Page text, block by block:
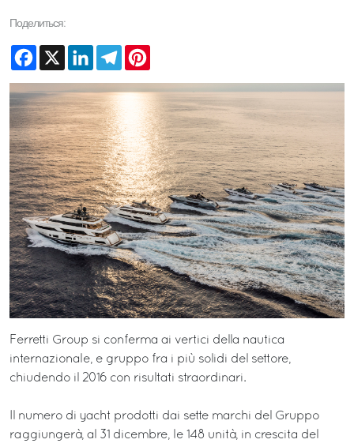
Поделиться:
Facebook
X LinkedInTelegram
Ferretti Group si conferma ai vertici della nautica
internazionale, e gruppo fra i più solidi del settore,
chiudendo il 2016 con risultati straordinari.
Il numero di yacht prodotti dai sette marchi del Gruppo
raggiungerà, al 31 dicembre, le 148 unità, in crescita del